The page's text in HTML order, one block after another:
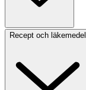
Recept och läkemedel